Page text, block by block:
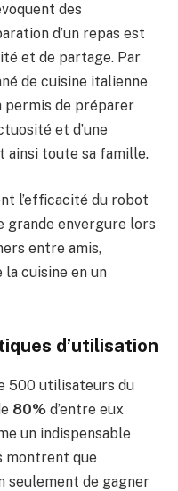
des
d’un repas est
et de partage. Par
de cuisine italienne
permis de préparer
et d’une
ainsi toute sa famille.
l’efficacité du robot
grande envergure lors
entre amis,
cuisine en un
d’utilisation
500 utilisateurs du
80% d’entre eux
un indispensable
montrent que
seulement de gagner